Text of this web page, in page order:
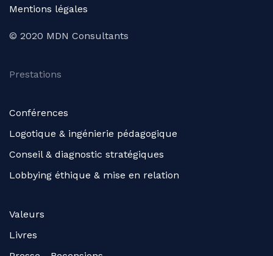
Mentions légales
© 2020 MDN Consultants
Prestations
Conférences
Logotique & ingénierie pédagogique
Conseil & diagnostic stratégiques
Lobbying éthique & mise en relation
Valeurs
Livres